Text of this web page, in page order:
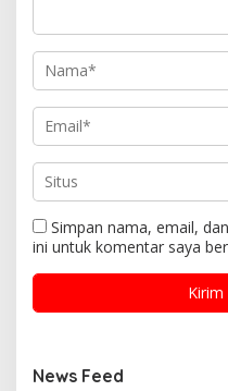
Simpan nama, email,
ini untuk komentar saya
News Feed